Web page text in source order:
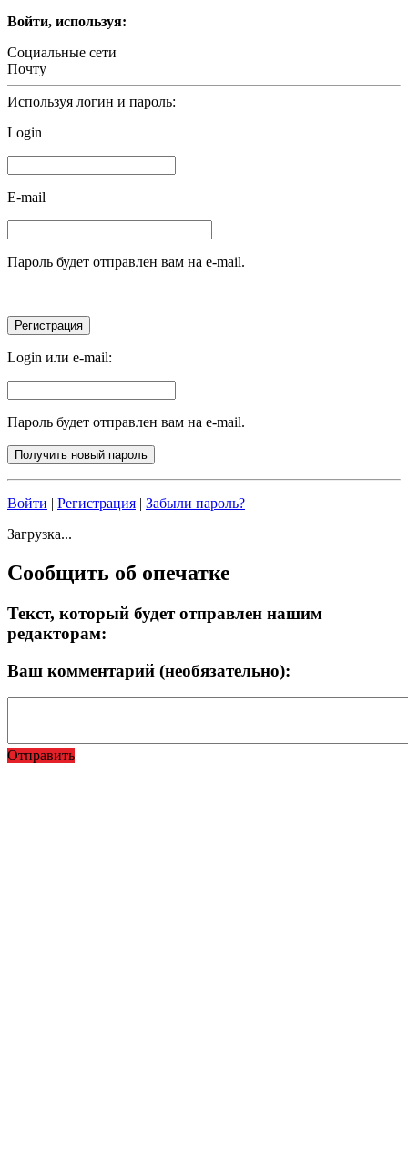
Войти, используя:
Социальные сети
Почту
Используя логин и пароль:
Login
E-mail
Пароль будет отправлен вам на e-mail.
Login или e-mail:
Пароль будет отправлен вам на e-mail.
Войти | Регистрация | Забыли пароль?
Загрузка...
Сообщить об опечатке
Текст, который будет отправлен нашим
редакторам:
Ваш комментарий (необязательно):
Отправить